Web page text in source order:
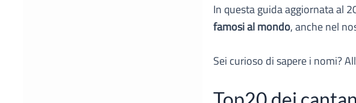
In questa guida aggiornata al
famosi al mondo, anche nel
Sei curioso di sapere i nomi?